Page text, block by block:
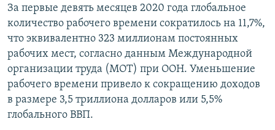
За первые девять месяцев 2020 года глобальное
количество рабочего времени сократилось на 11,7%,
что эквивалентно 323 миллионам постоянных
рабочих мест, согласно данным Международной
организации труда (МОТ) при ООН. Уменьшение
рабочего времени привело к сокращению доходов
в размере 3,5 триллиона долларов или 5,5%
глобального ВВП.